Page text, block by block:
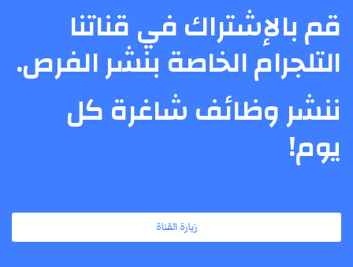
قم بالإشتراك في قناتنا
التلجرام الخاصة بنشر الفرص.
ننشر وظائف شاغرة كل
يوم!
زيارة القناة